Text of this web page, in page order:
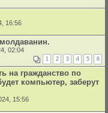
16:56
02:04
1 2 3 4 5 6
на гражданство по
компьютер, заберут
15:56